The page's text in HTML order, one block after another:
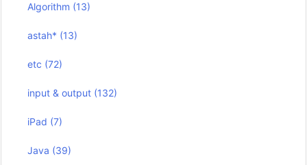
Algorithm (13)
astah* (13)
etc (72)
input & output (132)
iPad (7)
Java (39)